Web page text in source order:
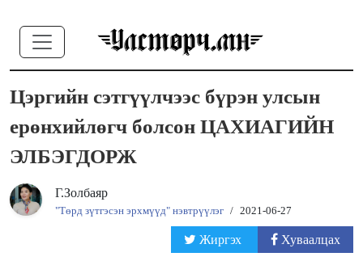
Цэргийн сэтгүүлчээс бүрэн улсын
ерөнхийлөгч болсон ЦАХИАГИЙН
ЭЛБЭГДОРЖ
Г.Золбаяр
"Төрд зүтгэсэн эрхмүүд" нэвтрүүлэг / 2021-06-27
Жиргэх Хуваалцах